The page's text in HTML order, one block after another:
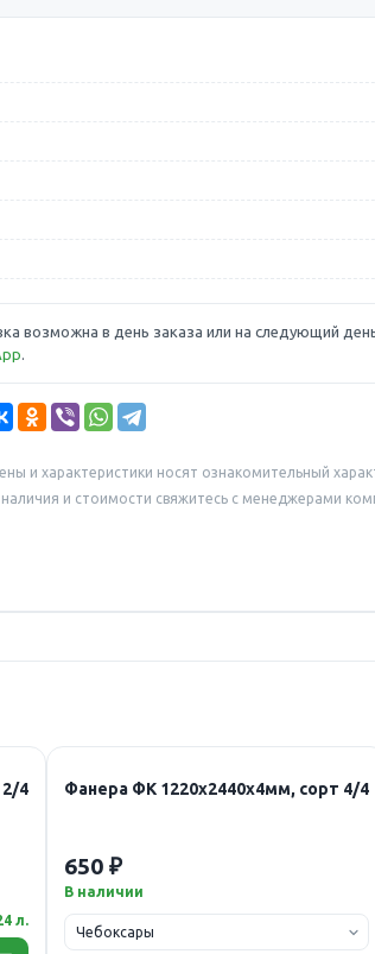
возможна в день заказа или на следующий
и характеристики носят ознакомительный
и стоимости свяжитесь с менеджерами
4
л.
Фанера ФК 1220х2440х4мм, сорт 4/4
650 ₽
В наличии